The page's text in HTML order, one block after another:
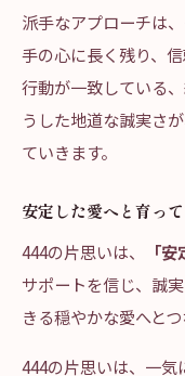
派手なアプローチは
手の心に長く残り、
行動が一致している
うした地道な誠実さ
ていきます。
安定した愛へと育って
444の片思いは、
「
サポートを信じ、誠
きる穏やかな愛へとつ
444の片思いは、一